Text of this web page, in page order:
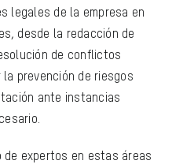
legales de la empresa en
desde la redacción de
de conflictos
prevención de riesgos
ante instancias
de expertos en estas áreas